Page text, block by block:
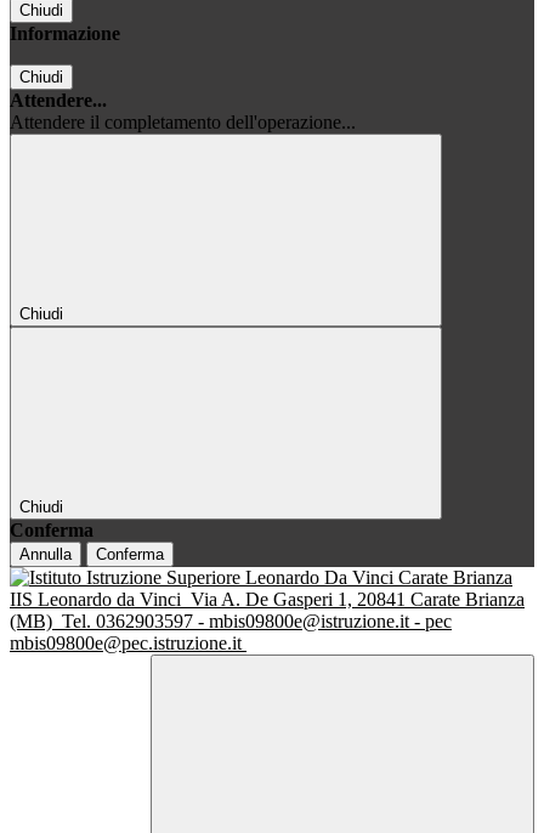
Chiudi
Informazione
Chiudi
Attendere...
Attendere il completamento dell'operazione...
Chiudi
Chiudi
Conferma
Annulla Conferma
IIS Leonardo da Vinci Via A. De Gasperi 1, 20841 Carate Brianza
(MB) Tel. 0362903597 - mbis09800e@istruzione.it - pec
mbis09800e@pec.istruzione.it